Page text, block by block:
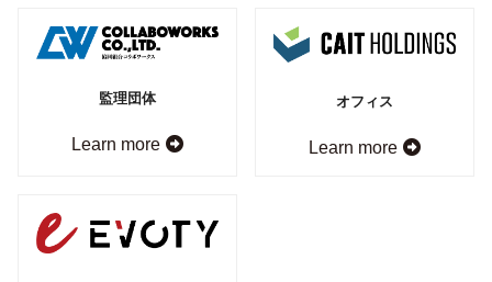
監理団体
Learn more
オフィス
Learn more